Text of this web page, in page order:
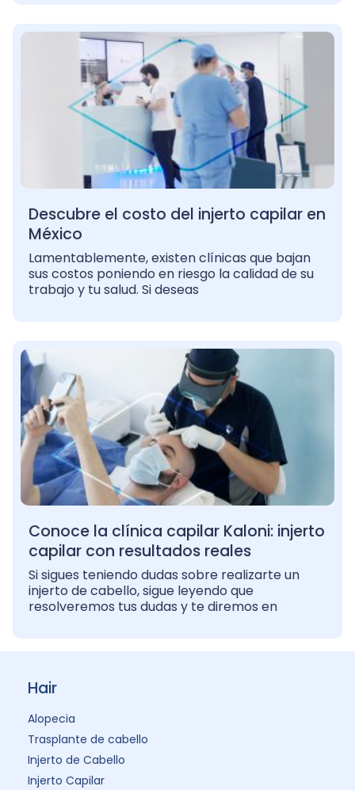
Descubre el costo del injerto capilar en
México
Lamentablemente, existen clínicas que bajan
sus costos poniendo en riesgo la calidad de su
trabajo y tu salud. Si deseas
Conoce la clínica capilar Kaloni: injerto
capilar con resultados reales
Si sigues teniendo dudas sobre realizarte un
injerto de cabello, sigue leyendo que
resolveremos tus dudas y te diremos en
Hair
Alopecia
Trasplante de cabello
Injerto de Cabello
Injerto Capilar